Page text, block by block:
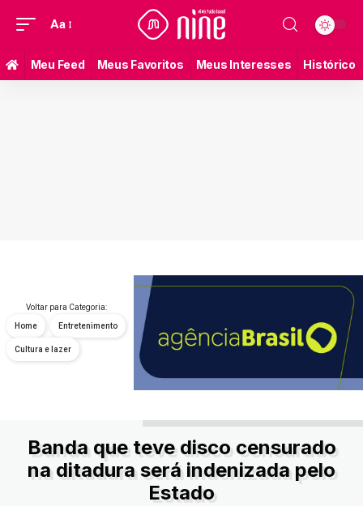
Aa
Meu Feed Meus Favoritos Meus Interesses Histórico
Voltar para Categoria:
Home Entretenimento
Cultura e lazer
Banda que teve disco censurado
na ditadura será indenizada pelo
Estado